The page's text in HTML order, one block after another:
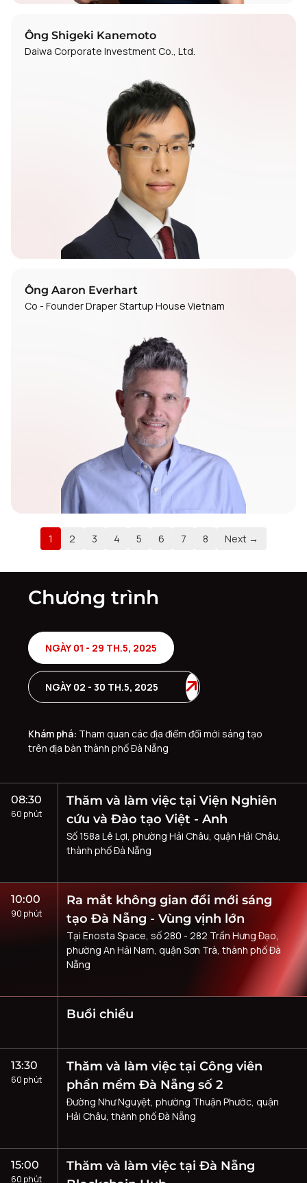
Ông Shigeki Kanemoto
Daiwa Corporate Investment Co., Ltd.
Ông Aaron Everhart
Co - Founder Draper Startup House Vietnam
1 2 3 4 5 6 7 8 Next →
Chương trình
NGÀY 01 - 29 TH.5, 2025
NGÀY 02 - 30 TH.5, 2025
Khám phá: Tham quan các địa điểm đổi mới sáng tạo
trên địa bàn thành phố Đà Nẵng
08:30
60 phút
Thăm và làm việc tại Viện Nghiên
cứu và Đào tạo Việt - Anh
Số 158a Lê Lợi, phường Hải Châu, quận Hải Châu,
thành phố Đà Nẵng
10:00
90 phút
Ra mắt không gian đổi mới sáng
tạo Đà Nẵng - Vùng vịnh lớn
Tại Enosta Space, số 280 - 282 Trần Hưng Đạo,
phường An Hải Nam, quận Sơn Trà, thành phố Đà
Nẵng
Buổi chiều
13:30
60 phút
Thăm và làm việc tại Công viên
phần mềm Đà Nẵng số 2
Đường Như Nguyệt, phường Thuận Phước, quận
Hải Châu, thành phố Đà Nẵng
15:00
60 phút
Thăm và làm việc tại Đà Nẵng